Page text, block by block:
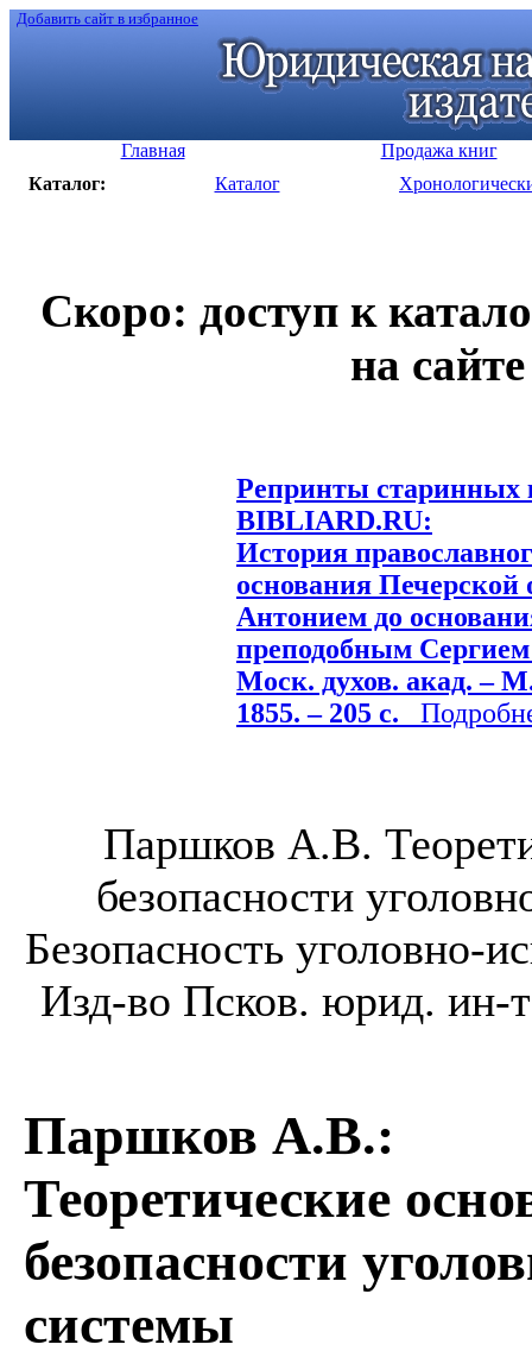
Добавить сайт в избранное
Главная
Продажа книг
Каталог:
Каталог
Скоро: доступ к
на
Репринты старинных
BIBLIARD.RU:
История
основания
Антонием до
преподобным
Моск. духов. акад. –
1855. – 205 с.
Паршков А.В.
безопасности
Безопасность уголовно-
Изд-во Псков. юрид.
Паршков А.В.:
Теоретические
безопасности
системы